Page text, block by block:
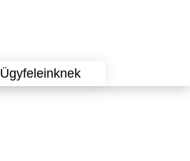
Ügyfeleinknek